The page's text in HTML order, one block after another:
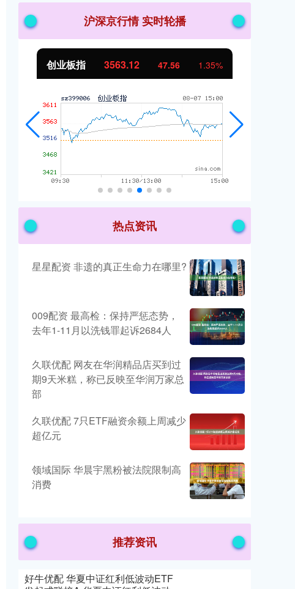
沪深京行情 实时轮播
创业板指 3563.12 47.56 1.35%
热点资讯
星星配资 非遗的真正生命力在哪里?
009配资 最高检：保持严惩态势，
去年1-11月以洗钱罪起诉2684人
久联优配 网友在华润精品店买到过
期9天米糕，称已反映至华润万家总
部
久联优配 7只ETF融资余额上周减少
超亿元
领域国际 华晨宇黑粉被法院限制高
消费
推荐资讯
好牛优配 华夏中证红利低波动ETF